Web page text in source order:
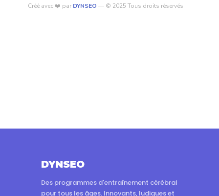
Créé avec ❤️ par DYNSEO — © 2025 Tous droits réservés
DYNSEO
Des programmes d'entraînement cérébral
pour tous les âges. Innovants, ludiques et